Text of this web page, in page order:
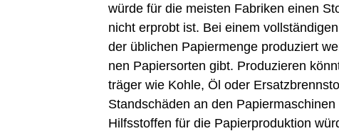
wür­de für die meis­ten Fabri­ken einen
nicht erprobt ist. Bei einem
der übli­chen Papier­men­ge pro­du­ziert
nen Papier­sor­ten gibt. Pro­du­zie­ren
trä­ger wie Koh­le, Öl oder
Stand­schä­den an den
Hilfs­stof­fen für die Papier­pro­duk­ti­on